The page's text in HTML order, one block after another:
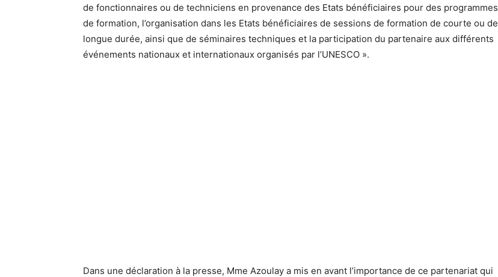
de fonctionnaires ou de techniciens en provenance des Etats bénéficiaires pour des programmes
de formation, l’organisation dans les Etats bénéficiaires de sessions de formation de courte ou de
longue durée, ainsi que de séminaires techniques et la participation du partenaire aux différents
événements nationaux et internationaux organisés par l’UNESCO ».
Dans une déclaration à la presse, Mme Azoulay a mis en avant l’importance de ce partenariat qui